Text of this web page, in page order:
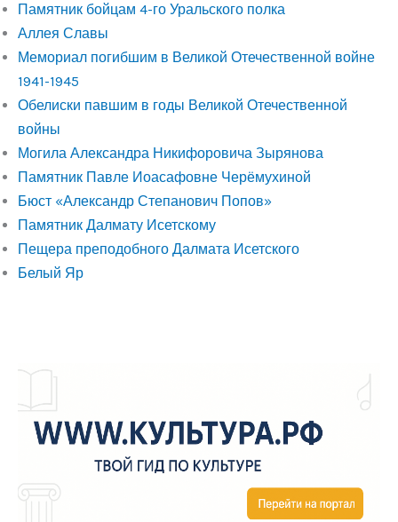
Памятник бойцам 4-го Уральского полка
Аллея Славы
Мемориал погибшим в Великой Отечественной войне
1941-1945
Обелиски павшим в годы Великой Отечественной
войны
Могила Александра Никифоровича Зырянова
Памятник Павле Иоасафовне Черёмухиной
Бюст «Александр Степанович Попов»
Памятник Далмату Исетскому
Пещера преподобного Далмата Исетского
Белый Яр